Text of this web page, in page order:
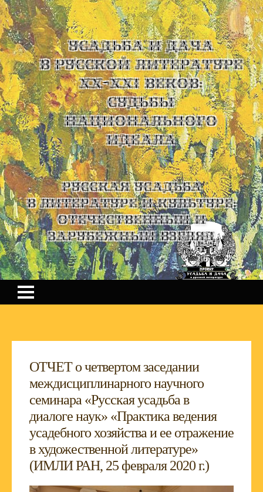
УСАДЬБА И ДАЧА
В РУССКОЙ ЛИТЕРАТУРЕ
XX-XXI ВЕКОВ:
СУДЬБЫ
НАЦИОНАЛЬНОГО
ИДЕАЛА
Русская усадьба
в литературе и культуре:
отечественный и
зарубежный взгляд
ОТЧЕТ о четвертом заседании
междисциплинарного научного
семинара «Русская усадьба в
диалоге наук» «Практика ведения
усадебного хозяйства и ее отражение
в художественной литературе»
(ИМЛИ РАН, 25 февраля 2020 г.)